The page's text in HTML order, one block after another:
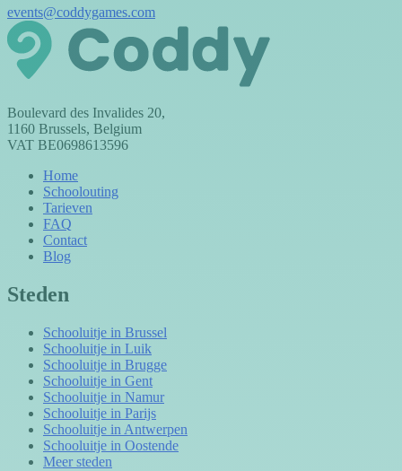
events@coddygames.com
Boulevard des Invalides 20,
1160 Brussels, Belgium
VAT BE0698613596
Home
Schoolouting
Tarieven
FAQ
Contact
Blog
Steden
Schooluitje in Brussel
Schooluitje in Luik
Schooluitje in Brugge
Schooluitje in Gent
Schooluitje in Namur
Schooluitje in Parijs
Schooluitje in Antwerpen
Schooluitje in Oostende
Meer steden